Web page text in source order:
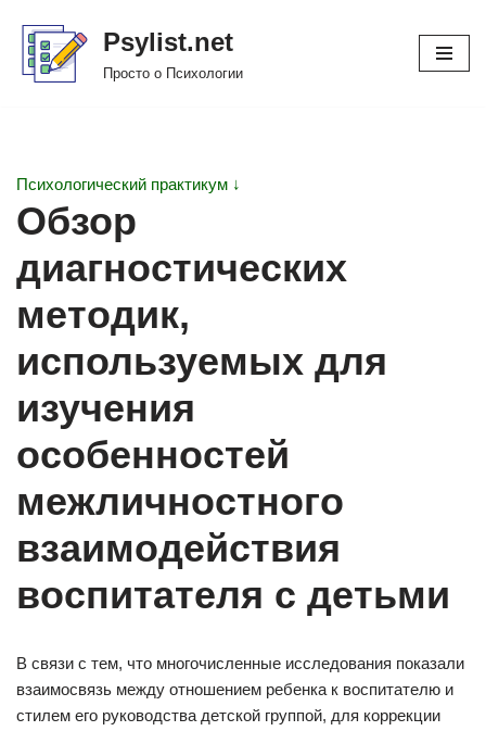
Перейти
Psylist.net
Просто о Психологии
Психологический практикум ↓
Обзор
диагностических
методик,
используемых для
изучения
особенностей
межличностного
взаимодействия
воспитателя с детьми
В связи с тем, что многочисленные исследования показали
взаимосвязь между отношением ребенка к воспитателю и
стилем его руководства детской группой, для коррекции